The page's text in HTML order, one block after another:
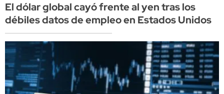
El dólar global cayó frente al yen tras los
débiles datos de empleo en Estados Unidos